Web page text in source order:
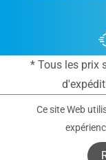
* Tous les prix
Ce site Web